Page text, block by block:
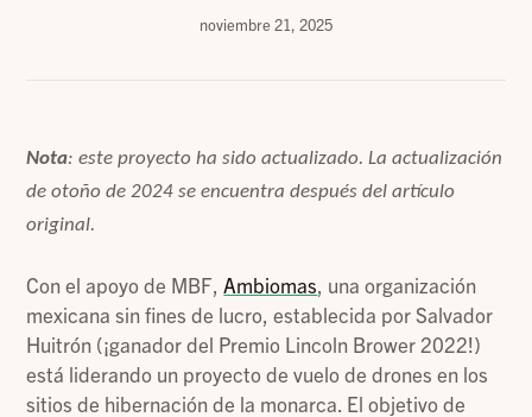
noviembre 21, 2025
Nota: este proyecto ha sido actualizado. La actualización
de otoño de 2024 se encuentra después del artículo
original.
Con el apoyo de MBF, Ambiomas , una organización
mexicana sin fines de lucro, establecida por Salvador
Huitrón (¡ganador del Premio Lincoln Brower 2022!)
está liderando un proyecto de vuelo de drones en los
sitios de hibernación de la monarca. El objetivo de